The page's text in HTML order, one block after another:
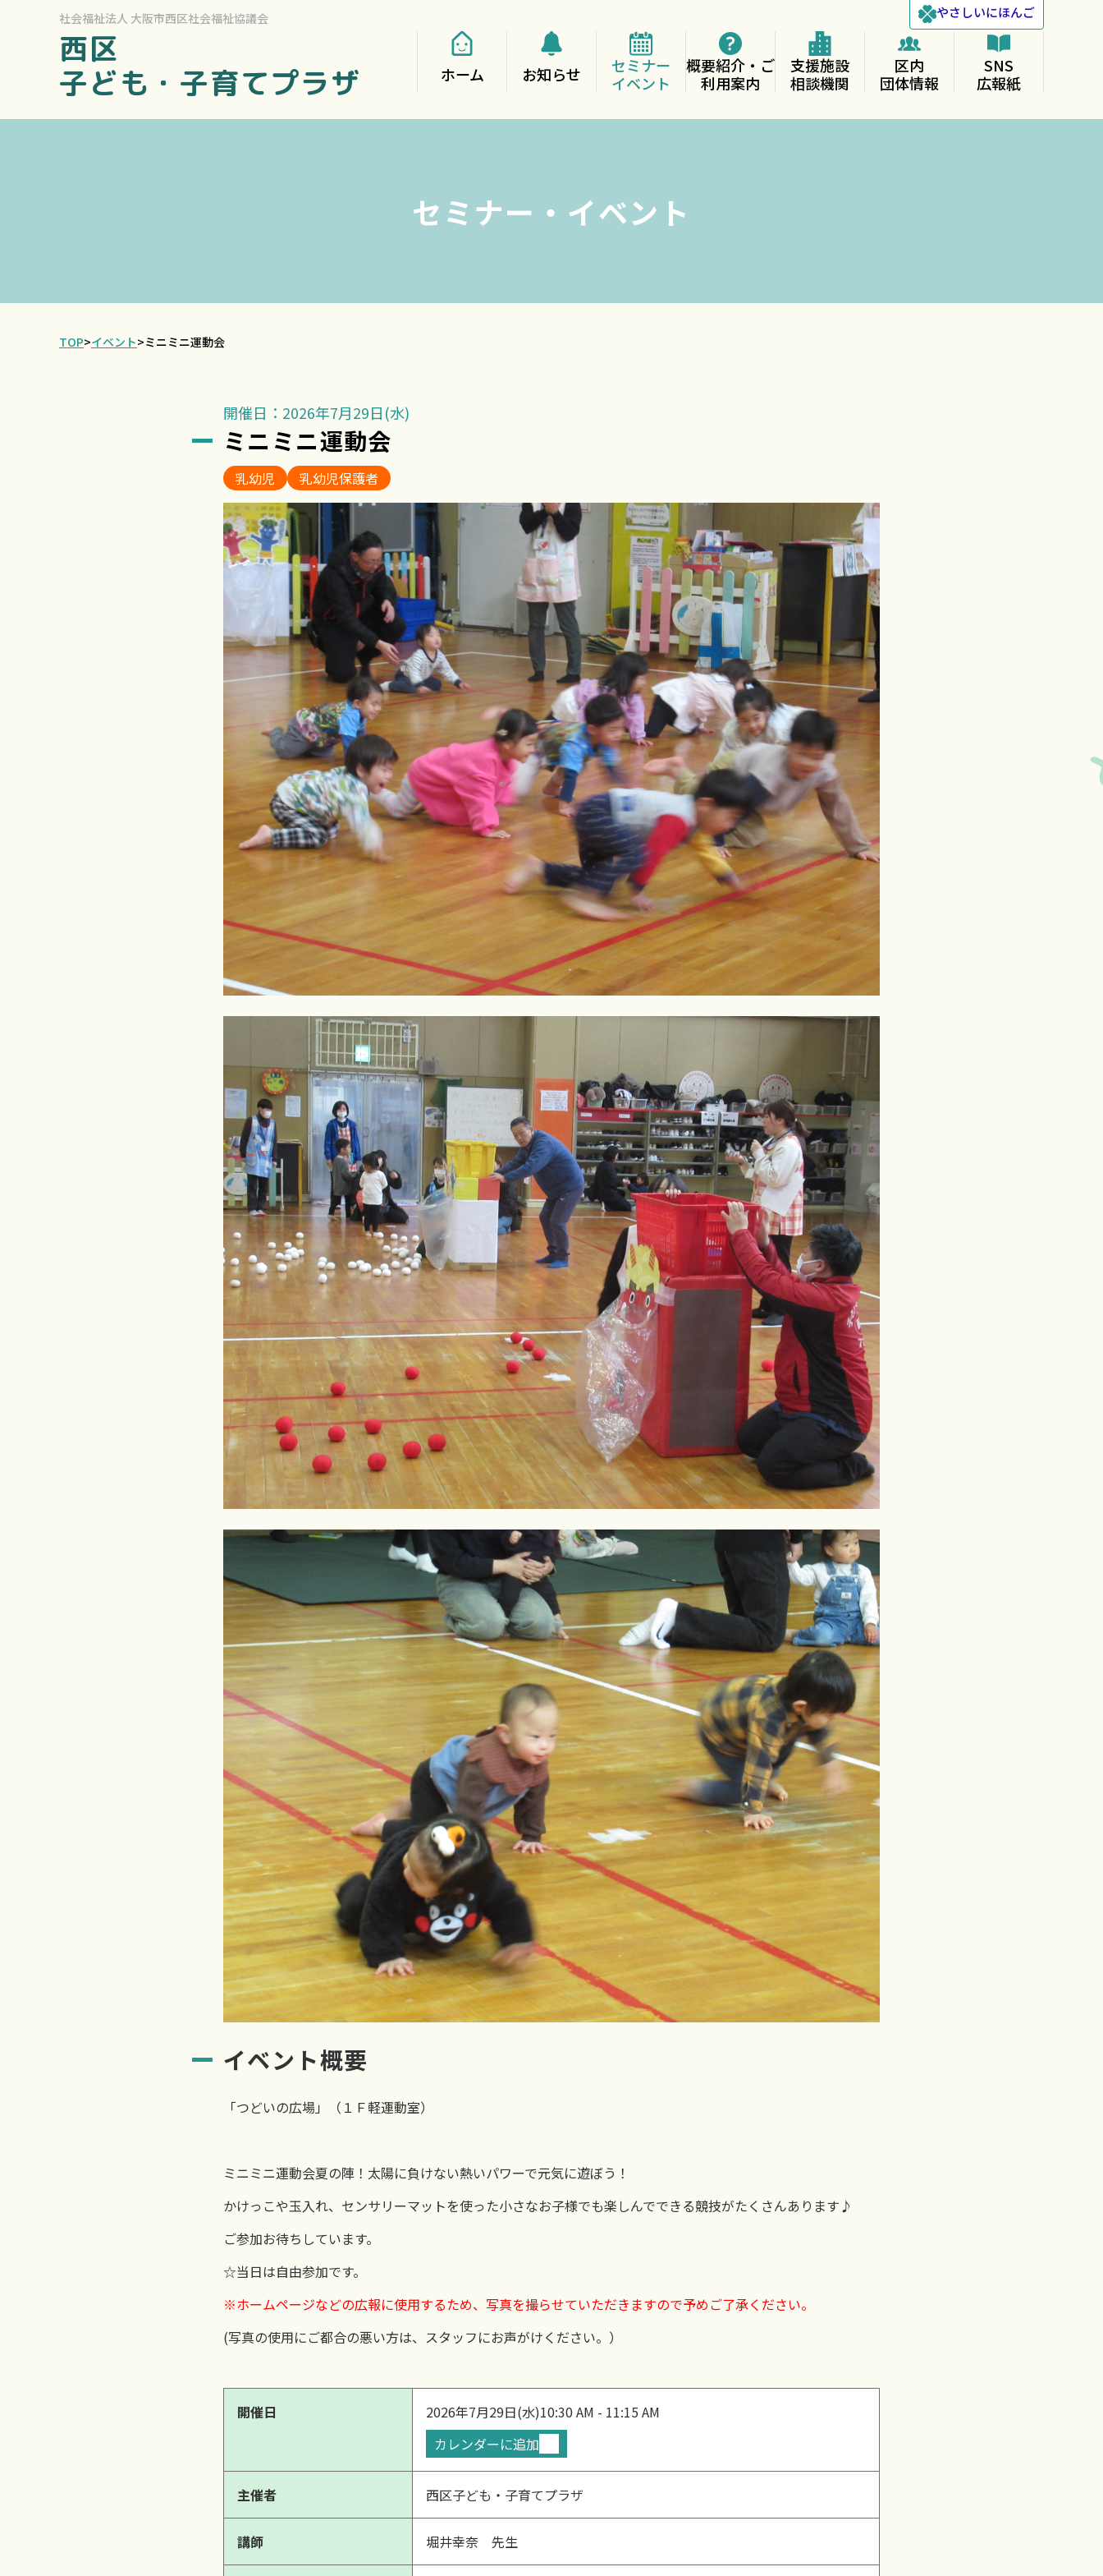
社会福祉法人 大阪市西区社会福祉協議会
西区
子ども・子育てプラザ
やさしいにほんご
ホーム お知らせ
セミナー
イベント
概要紹介・ご
利用案内
支援施設
相談機関
区内
団体情報
SNS
広報紙
セミナー・イベント
TOP>イベント>ミニミニ運動会
開催日：2026年7月29日(水)
ミニミニ運動会
乳幼児 乳幼児保護者
イベント概要
「つどいの広場」（１Ｆ軽運動室）
ミニミニ運動会夏の陣！太陽に負けない熱いパワーで元気に遊ぼう！
かけっこや玉入れ、センサリーマットを使った小さなお子様でも楽しんでできる競技がたくさんあります♪
ご参加お待ちしています。
☆当日は自由参加です。
※ホームページなどの広報に使用するため、写真を撮らせていただきますので予めご了承ください。
(写真の使用にご都合の悪い方は、スタッフにお声がけください。）
開催日 2026年7月29日(水)10:30 AM - 11:15 AM
カレンダーに追加
主催者 西区子ども・子育てプラザ
講師 堀井幸奈 先生